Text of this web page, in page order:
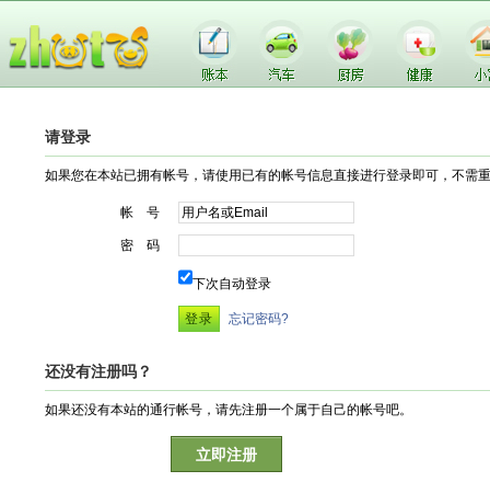
请登录
如果您在本站已拥有帐号，请使用已有的帐号信息直接进行登录即可，不需
帐 号
密 码
下次自动登录
忘记密码?
还没有注册吗？
如果还没有本站的通行帐号，请先注册一个属于自己的帐号吧。
立即注册